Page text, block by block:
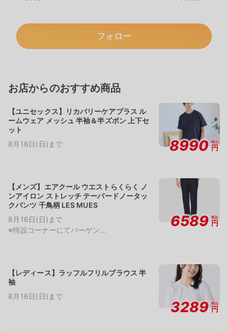
フォロー
お店からのおすすめ商品
【ユニセックス】リカバリーケアプラス ル
ームウェア メッシュ 半袖＆半ズボン 上下セ
ット
8月16日(日)まで
8990 税込
円
【メンズ】エアクール ウエストらくらく ノ
ンアイロン ストレッチ テーパードノータッ
クパンツ 千鳥柄 LES MUES
8月16日(日)まで
※特設コーナーにてバーゲン...
6589 税込
円
【レディース】ラッフルフリルブラウス 半
袖
8月16日(日)まで
3289 税込
円